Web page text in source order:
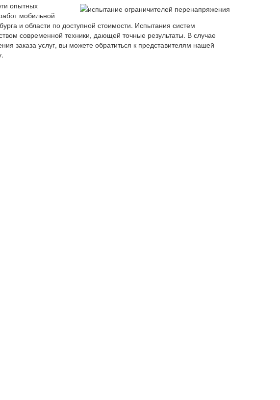
опытных
мобильной
и области по доступной стоимости. Испытания систем
современной техники, дающей точные результаты. В случае
заказа услуг, вы можете обратиться к представителям нашей